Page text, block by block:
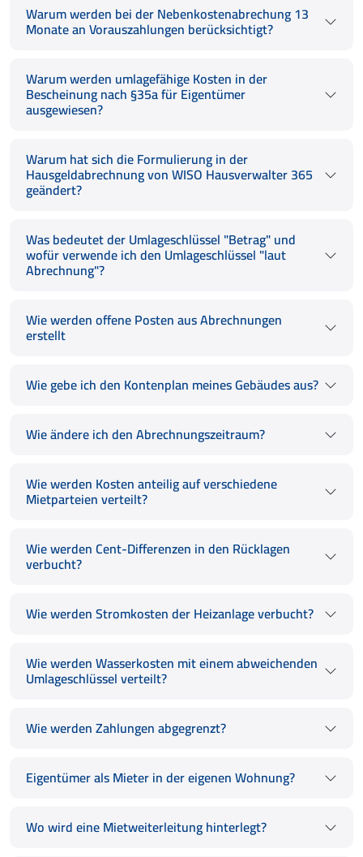
Warum werden bei der Nebenkostenabrechung 13
Monate an Vorauszahlungen berücksichtigt?
Warum werden umlagefähige Kosten in der
Bescheinung nach §35a für Eigentümer
ausgewiesen?
Warum hat sich die Formulierung in der
Hausgeldabrechnung von WISO Hausverwalter 365
geändert?
Was bedeutet der Umlageschlüssel "Betrag" und
wofür verwende ich den Umlageschlüssel "laut
Abrechnung"?
Wie werden offene Posten aus Abrechnungen
erstellt
Wie gebe ich den Kontenplan meines Gebäudes aus?
Wie ändere ich den Abrechnungszeitraum?
Wie werden Kosten anteilig auf verschiedene
Mietparteien verteilt?
Wie werden Cent-Differenzen in den Rücklagen
verbucht?
Wie werden Stromkosten der Heizanlage verbucht?
Wie werden Wasserkosten mit einem abweichenden
Umlageschlüssel verteilt?
Wie werden Zahlungen abgegrenzt?
Eigentümer als Mieter in der eigenen Wohnung?
Wo wird eine Mietweiterleitung hinterlegt?